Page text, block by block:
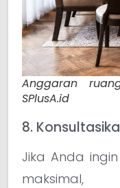
Anggaran
SPlusA.id
8.
Jika Anda
maksimal,